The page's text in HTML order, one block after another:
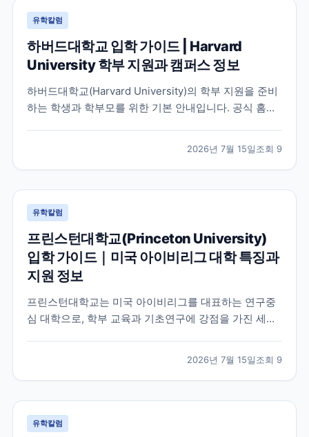
유학칼럼
하버드대학교 입학 가이드 | Harvard
University 학부 지원과 캠퍼스 정보
하버드대학교(Harvard University)의 학부 지원을 준비
하는 학생과 학부모를 위한 기본 안내입니다. 공식 홈페
2026년 7월 15일조회 9
유학칼럼
프린스턴대학교(Princeton University)
입학 가이드｜미국 아이비리그 대학 특징과
지원 정보
프린스턴대학교는 미국 아이비리그를 대표하는 연구중
심 대학으로, 학부 교육과 기초연구에 강점을 가진 세계
2026년 7월 15일조회 9
유학칼럼